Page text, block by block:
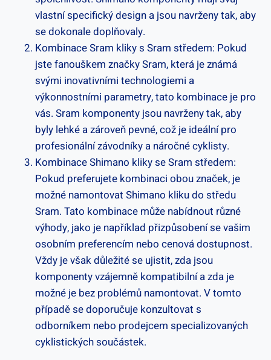
vlastní specifický design a jsou navrženy tak, aby‌
se dokonale doplňovaly.
Kombinace ⁢Sram kliky s⁣ Sram⁤ středem: Pokud
jste fanouškem⁣ značky Sram, která je známá
svými inovativními ⁢technologiemi a
výkonnostními parametry, ⁤tato kombinace je pro
vás. Sram‍ komponenty ‍jsou navrženy⁤ tak, aby
⁤byly lehké a zároveň pevné, což je ideální‌ pro​
profesionální závodníky a náročné⁢ cyklisty.
Kombinace Shimano kliky se Sram ​středem:
Pokud‍ preferujete‍ kombinaci obou‌ značek,⁣ je
možné namontovat Shimano⁢ kliku do středu
Sram. Tato ⁢kombinace může ‌nabídnout různé
výhody, ⁢jako je například přizpůsobení se vašim
‍osobním​ preferencím‌ nebo ⁣cenová ‍dostupnost.
Vždy‍ je⁤ však důležité se ⁣ujistit, ⁤zda jsou
komponenty vzájemně kompatibilní a zda je
možné je bez problémů namontovat. V tomto
případě se doporučuje konzultovat‌ s
odborníkem nebo prodejcem specializovaných
cyklistických⁤ součástek.